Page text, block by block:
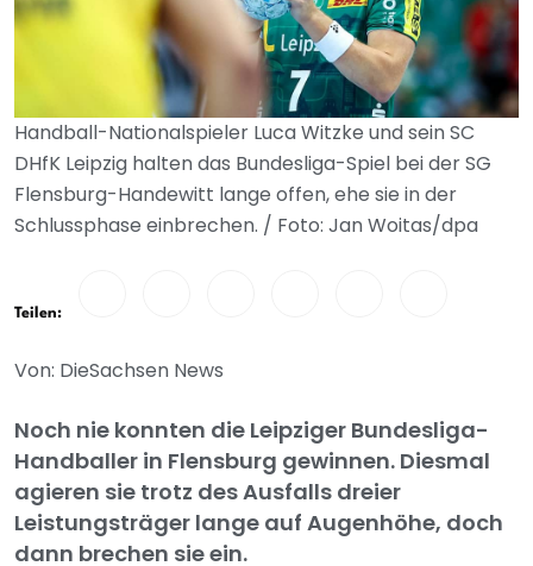
Handball-Nationalspieler Luca Witzke und sein SC
DHfK Leipzig halten das Bundesliga-Spiel bei der SG
Flensburg-Handewitt lange offen, ehe sie in der
Schlussphase einbrechen. / Foto: Jan Woitas/dpa
Teilen:
Von: DieSachsen News
Noch nie konnten die Leipziger Bundesliga-
Handballer in Flensburg gewinnen. Diesmal
agieren sie trotz des Ausfalls dreier
Leistungsträger lange auf Augenhöhe, doch
dann brechen sie ein.